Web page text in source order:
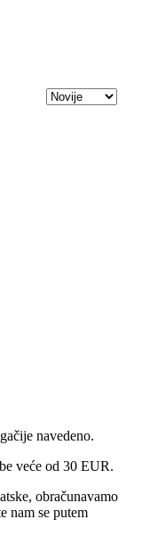
navedeno.
veće od 30 EUR.
obračunavamo
nam se putem